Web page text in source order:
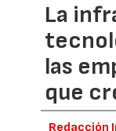
La
las
que
Redacción